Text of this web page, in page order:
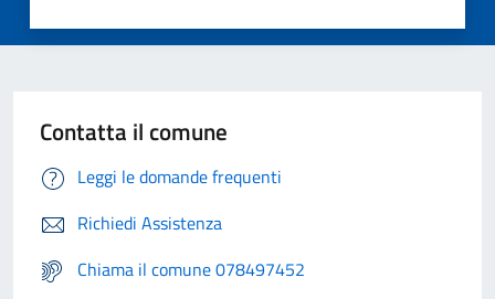
Contatta il comune
Leggi le domande frequenti
Richiedi Assistenza
Chiama il comune 078497452